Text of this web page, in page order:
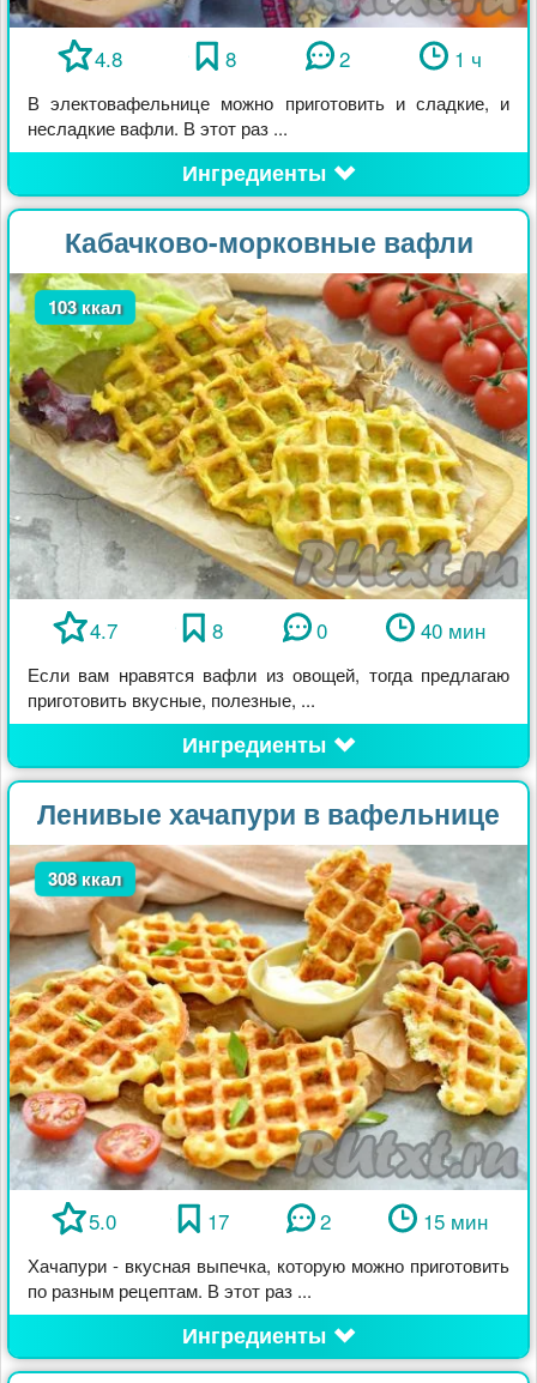
4.8 8 2 1 ч
В электовафельнице можно приготовить и сладкие, и
несладкие вафли. В этот раз ...
Ингредиенты
Кабачково-морковные вафли
103 ккал
4.7 8 0 40 мин
Если вам нравятся вафли из овощей, тогда предлагаю
приготовить вкусные, полезные, ...
Ингредиенты
Ленивые хачапури в вафельнице
308 ккал
5.0 17 2 15 мин
Хачапури - вкусная выпечка, которую можно приготовить
по разным рецептам. В этот раз ...
Ингредиенты